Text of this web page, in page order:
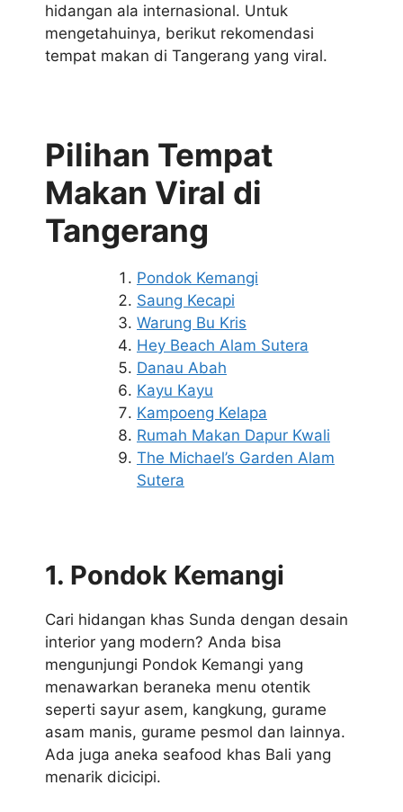
hidangan ala internasional. Untuk
mengetahuinya, berikut rekomendasi
tempat makan di Tangerang yang viral.
Pilihan Tempat
Makan Viral di
Tangerang
Pondok Kemangi
Saung Kecapi
Warung Bu Kris
Hey Beach Alam Sutera
Danau Abah
Kayu Kayu
Kampoeng Kelapa
Rumah Makan Dapur Kwali
The Michael’s Garden Alam
Sutera
1. Pondok Kemangi
Cari hidangan khas Sunda dengan desain
interior yang modern? Anda bisa
mengunjungi Pondok Kemangi yang
menawarkan beraneka menu otentik
seperti sayur asem, kangkung, gurame
asam manis, gurame pesmol dan lainnya.
Ada juga aneka seafood khas Bali yang
menarik dicicipi.